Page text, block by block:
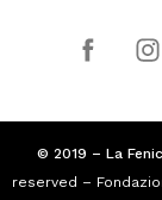
© 2019 – La
reserved –